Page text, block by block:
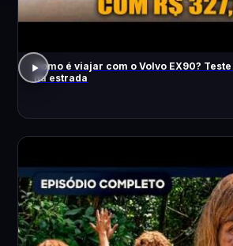
Como é viajar com o Volvo EX90?
na estrada